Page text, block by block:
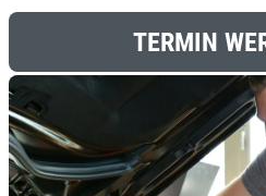
TERMIN